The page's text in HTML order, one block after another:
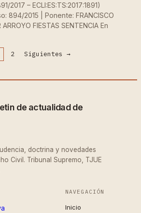
2017 – ECLI:ES:TS:2017:1891)
894/2015 | Ponente: FRANCISCO
ARROYO FIESTAS SENTENCIA En
2 Siguientes →
de actualidad de
doctrina y novedades
Civil. Tribunal Supremo, TJUE
NAVEGACIÓN
Inicio